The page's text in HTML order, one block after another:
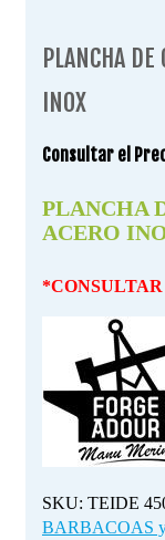
PLANCHA
INOX
Consultar el
PLANCHA
ACERO
SKU: TEIDE
BARBACOAS